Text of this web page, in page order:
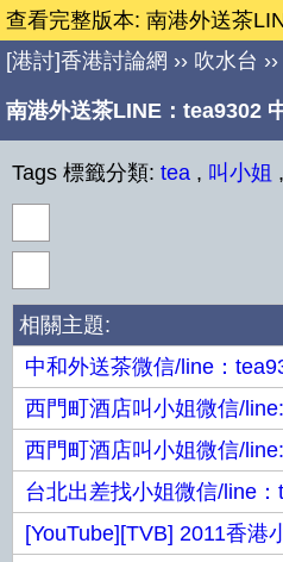
查看完整版本: 南港外送茶
[港討]香港討論網 ›› 吹水台 ››
南港外送茶LINE：tea9302
Tags 標籤分類: tea , 叫小姐 ,
相關主題:
中和外送茶微信/line：
西門町酒店叫小姐微信/
西門町酒店叫小姐微信/
台北出差找小姐微信/line
[YouTube][TVB] 2011香港